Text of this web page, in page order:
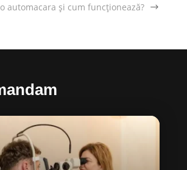
automacara și cum funcționează?